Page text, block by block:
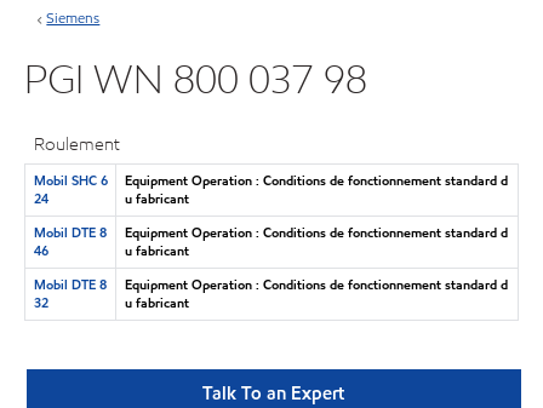
Siemens
PGI WN 800 037 98
Roulement
Mobil SHC 6
24
Equipment Operation : Conditions de fonctionnement standard d
u fabricant
Mobil DTE 8
46
Equipment Operation : Conditions de fonctionnement standard d
u fabricant
Mobil DTE 8
32
Equipment Operation : Conditions de fonctionnement standard d
u fabricant
Talk To an Expert